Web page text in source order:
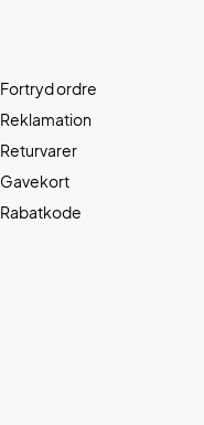
Fortryd ordre
Reklamation
Returvarer
Gavekort
Rabatkode